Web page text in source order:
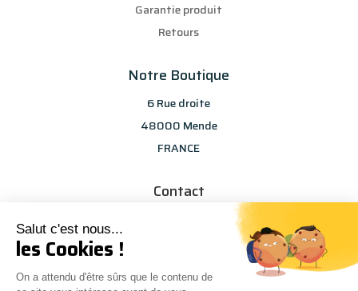
Salut c'est nous...
les Cookies !
On a attendu d'être sûrs que le contenu de
Garantie produit
Retours
Notre Boutique
6 Rue droite
48000 Mende
FRANCE
Contact
info@les-selections-sandp.fr